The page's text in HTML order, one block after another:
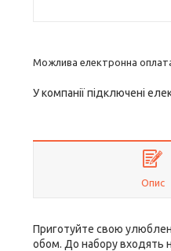
У компанії підключені
Опис
Приготуйте свою
обом. До набору входять